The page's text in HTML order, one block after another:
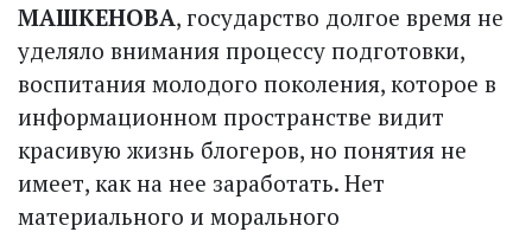
МАШКЕНОВА, государство долгое время не
уделяло внимания процессу подготовки,
воспитания молодого поколения, которое в
информационном пространстве видит
красивую жизнь блогеров, но понятия не
имеет, как на нее заработать. Нет
материального и морального